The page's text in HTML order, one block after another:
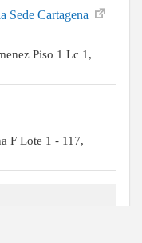
Sede Cartagena
Piso 1 Lc 1,
F Lote 1 - 117,